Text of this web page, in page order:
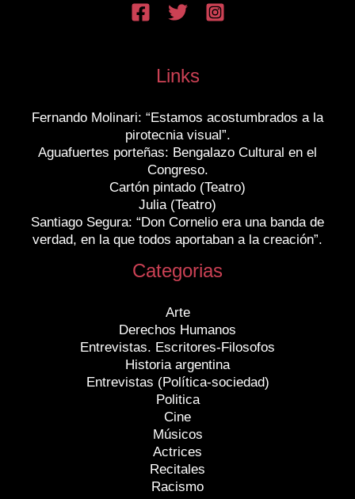
Links
Fernando Molinari: “Estamos acostumbrados a la
pirotecnia visual”.
Aguafuertes porteñas: Bengalazo Cultural en el
Congreso.
Cartón pintado (Teatro)
Julia (Teatro)
Santiago Segura: “Don Cornelio era una banda de
verdad, en la que todos aportaban a la creación”.
Categorias
Arte
Derechos Humanos
Entrevistas. Escritores-Filosofos
Historia argentina
Entrevistas (Política-sociedad)
Politica
Cine
Músicos
Actrices
Recitales
Racismo